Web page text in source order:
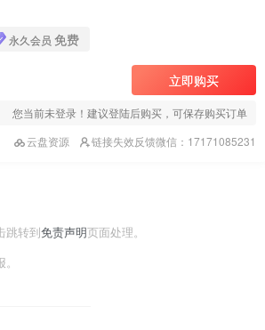
永久会员 免费
立即购买
您当前未登录！建议登陆后购买，可保存购买订单
云盘资源
链接失效反馈微信：17171085231
跳转到免责声明页面处理。